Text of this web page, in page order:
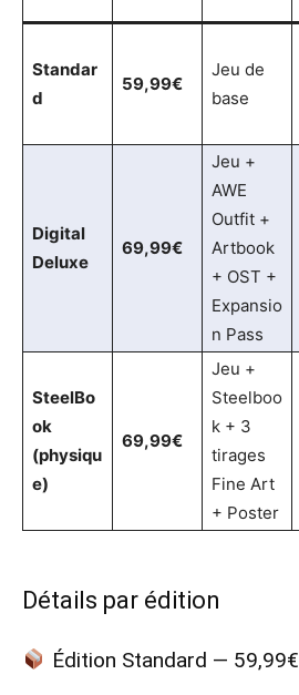
Standar
d
59,99€
Jeu de
base
Digital
Deluxe
69,99€
Jeu +
AWE
Outfit +
Artbook
+ OST +
Expansio
n Pass
SteelBo
ok
(physiqu
e)
69,99€
Jeu +
Steelboo
k + 3
tirages
Fine Art
+ Poster
Détails par édition
Édition Standard — 59,99€